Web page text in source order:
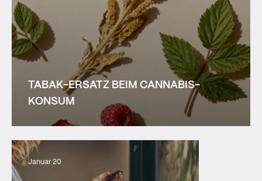
TABAK-ERSATZ BEIM CANNABIS-
KONSUM
Januar 20